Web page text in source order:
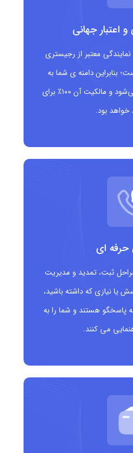
و رادیویی
ایستگاه‌های رادیویی و
دیجیتال
و مرتبط
صوتی
و صوت
بر صدا
اعتبار جهانی
معتبر از رجیستری
بنابراین دامنه ی شما به
طور مستقیم و قانونی ثبت می‌شود و مالکیت آن ۱۰۰٪ برای
بود.
حرفه ای
ثبت، تمدید و مدیریت
یا نیازی که داشته باشید،
پاسخگو هستند و شما را به
می کنند.